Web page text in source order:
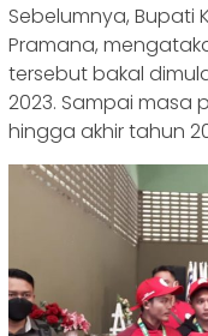
Sebelumnya, Bupati
Pramana,
tersebut bakal
2023. Sampai masa
hingga akhir tahun